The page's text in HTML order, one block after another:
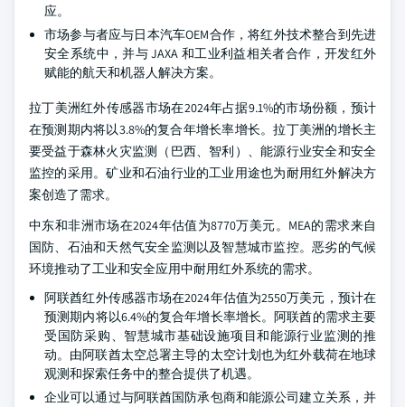
应。
市场参与者应与日本汽车OEM合作，将红外技术整合到先进
安全系统中，并与 JAXA 和工业利益相关者合作，开发红外
赋能的航天和机器人解决方案。
拉丁美洲红外传感器市场在2024年占据9.1%的市场份额，预计
在预测期内将以3.8%的复合年增长率增长。拉丁美洲的增长主
要受益于森林火灾监测（巴西、智利）、能源行业安全和安全
监控的采用。矿业和石油行业的工业用途也为耐用红外解决方
案创造了需求。
中东和非洲市场在2024年估值为8770万美元。MEA的需求来自
国防、石油和天然气安全监测以及智慧城市监控。恶劣的气候
环境推动了工业和安全应用中耐用红外系统的需求。
阿联酋红外传感器市场在2024年估值为2550万美元，预计在
预测期内将以6.4%的复合年增长率增长。阿联酋的需求主要
受国防采购、智慧城市基础设施项目和能源行业监测的推
动。由阿联酋太空总署主导的太空计划也为红外载荷在地球
观测和探索任务中的整合提供了机遇。
企业可以通过与阿联酋国防承包商和能源公司建立关系，并